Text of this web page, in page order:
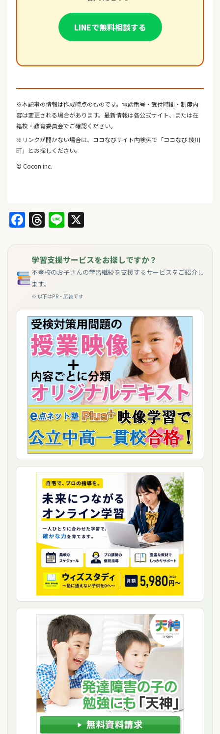
LINEで無料相談する
※本記事の情報は作成時点のものです。電話番号・受付時間・制度内
容は変更される場合があります。最新情報は各公式サイト、または在
籍校・教育委員会でご確認ください。
※リンクが開かない場合は、ココなびサイト内検索で「ココなび 綾川
町」とお探しください。
© Cocon inc.
Facebook
Threads
Line
学習支援サービスをお探しですか？
不登校のお子さんの学習継続を支援するサービスをご紹介し
ます。
※ 以下はPR・広告です